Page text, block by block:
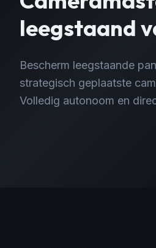
leegstaand
Bescherm leegstaande
strategisch geplaatste
Volledig autonoom en